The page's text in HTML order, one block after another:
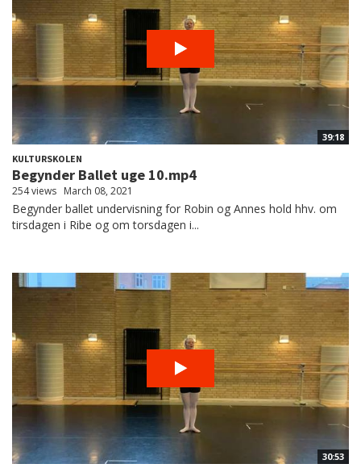
39:18
KULTURSKOLEN
Begynder Ballet uge 10.mp4
254 views March 08, 2021
Begynder ballet undervisning for Robin og Annes hold hhv. om
tirsdagen i Ribe og om torsdagen i...
30:53